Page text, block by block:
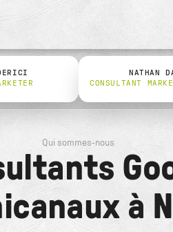
NATHAN
CONSULTANT
Qui sommes-nous
à